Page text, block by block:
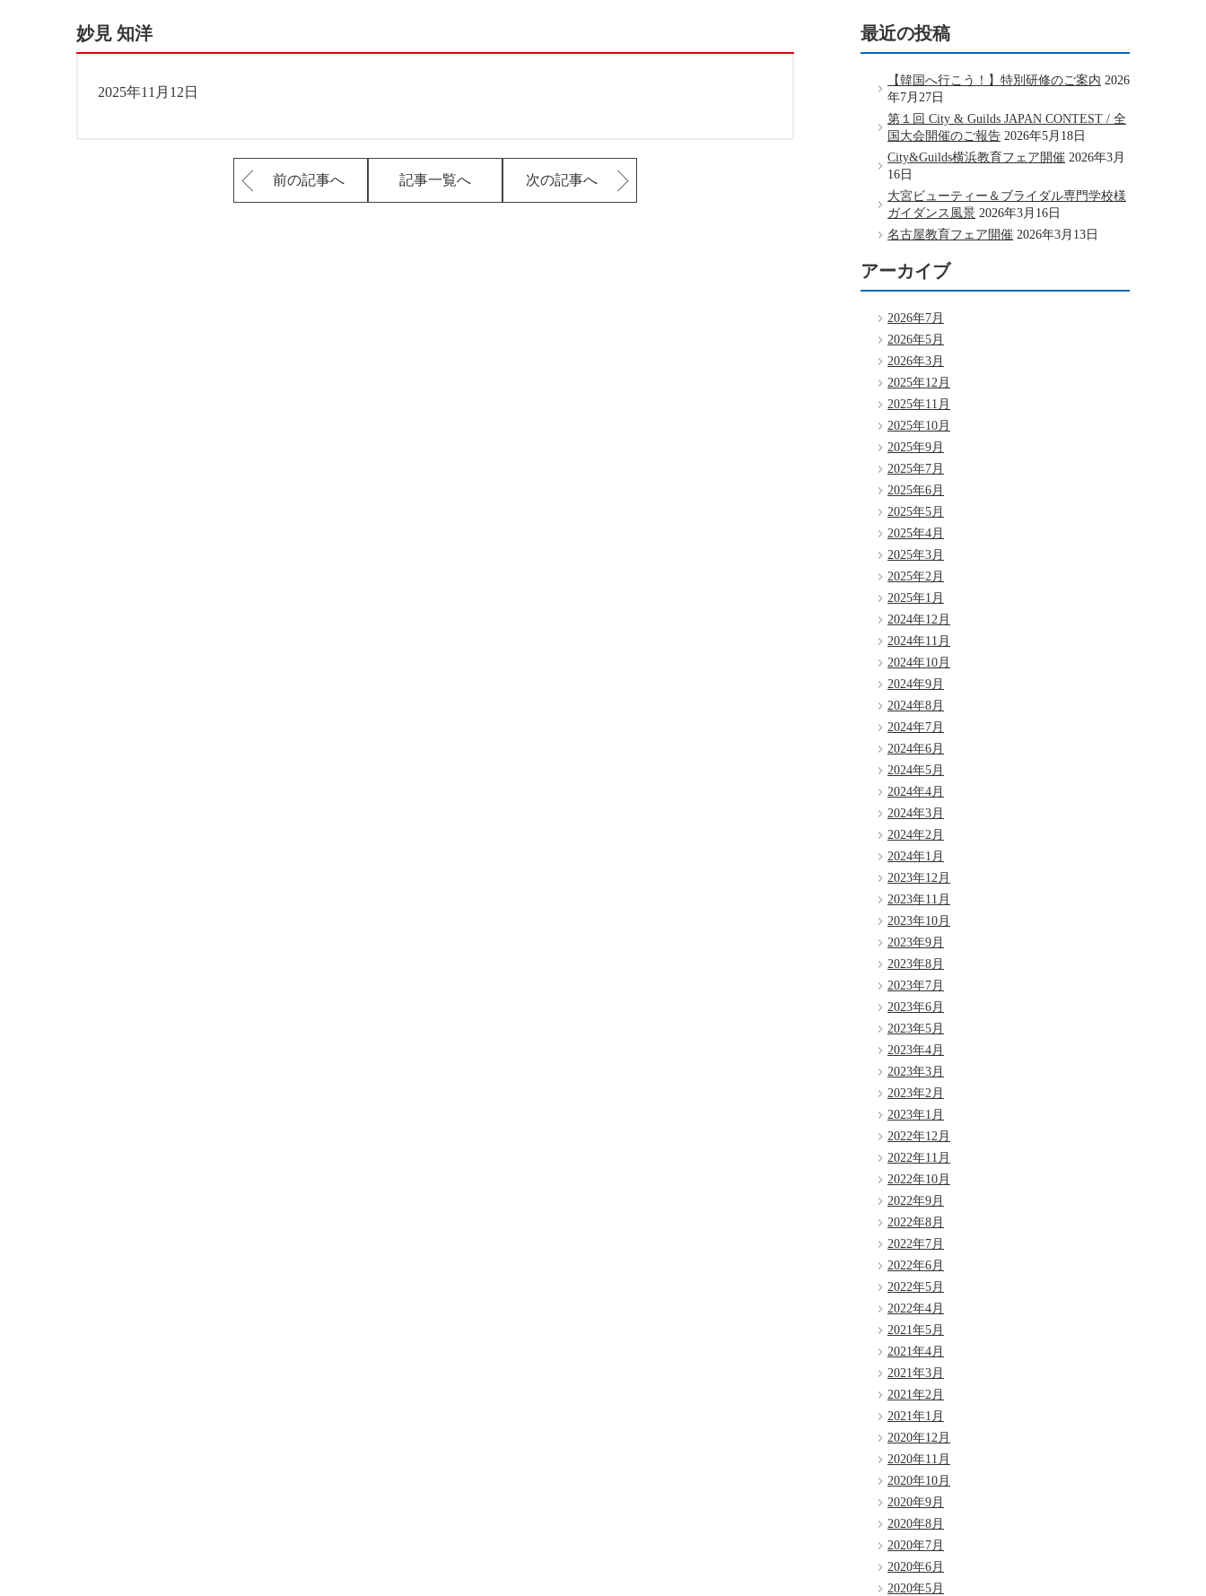
妙見 知洋
2025年11月12日
前の記事へ 記事一覧へ 次の記事へ
最近の投稿
【韓国へ行こう！】特別研修のご案内 2026
年7月27日
第１回 City & Guilds JAPAN CONTEST / 全
国大会開催のご報告 2026年5月18日
City&Guilds横浜教育フェア開催 2026年3月
16日
大宮ビューティー＆ブライダル専門学校様
ガイダンス風景 2026年3月16日
名古屋教育フェア開催 2026年3月13日
アーカイブ
2026年7月
2026年5月
2026年3月
2025年12月
2025年11月
2025年10月
2025年9月
2025年7月
2025年6月
2025年5月
2025年4月
2025年3月
2025年2月
2025年1月
2024年12月
2024年11月
2024年10月
2024年9月
2024年8月
2024年7月
2024年6月
2024年5月
2024年4月
2024年3月
2024年2月
2024年1月
2023年12月
2023年11月
2023年10月
2023年9月
2023年8月
2023年7月
2023年6月
2023年5月
2023年4月
2023年3月
2023年2月
2023年1月
2022年12月
2022年11月
2022年10月
2022年9月
2022年8月
2022年7月
2022年6月
2022年5月
2022年4月
2021年5月
2021年4月
2021年3月
2021年2月
2021年1月
2020年12月
2020年11月
2020年10月
2020年9月
2020年8月
2020年7月
2020年6月
2020年5月